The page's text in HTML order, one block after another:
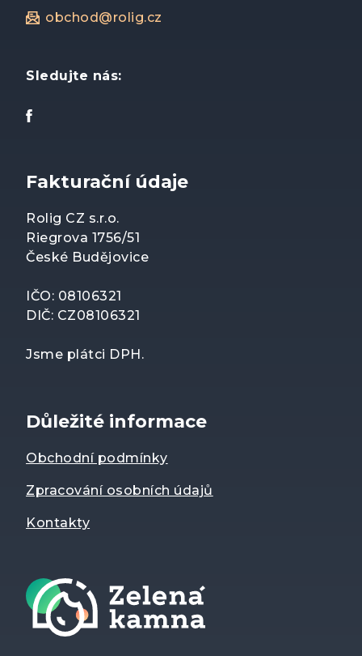
obchod@rolig.cz
Sledujte nás:
Fakturační údaje
Rolig CZ s.r.o.
Riegrova 1756/51
České Budějovice
IČO: 08106321
DIČ: CZ08106321
Jsme plátci DPH.
Důležité informace
Obchodní podmínky
Zpracování osobních údajů
Kontakty